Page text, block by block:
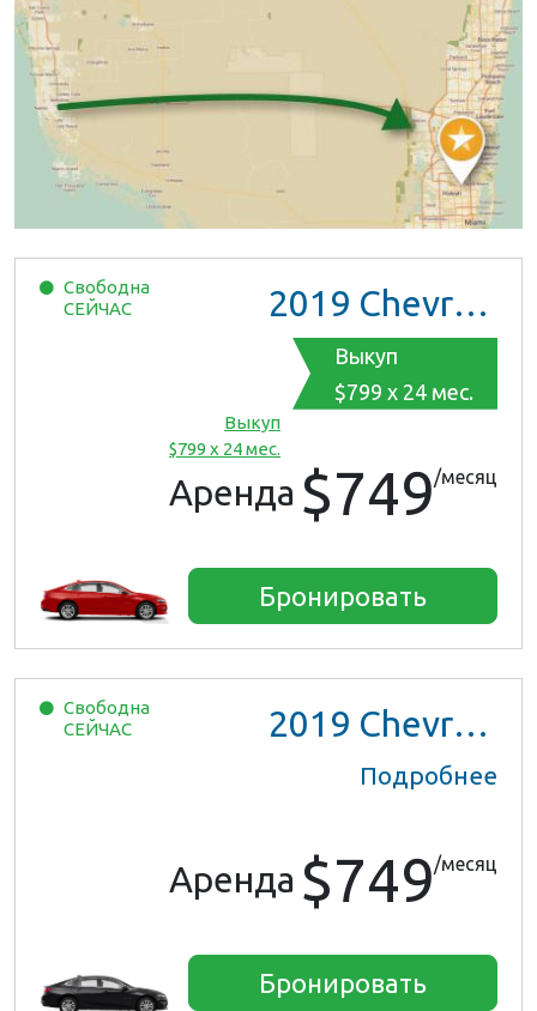
Свободна
СЕЙЧАС
2019 Chevrolet Malibu
Выкуп
$799 x 24 мес.
Выкуп
$799 x 24 мес.
Аренда $749/месяц
Бронировать
Свободна
СЕЙЧАС
2019 Chevrolet Malibu
Подробнее
Аренда $749/месяц
Бронировать